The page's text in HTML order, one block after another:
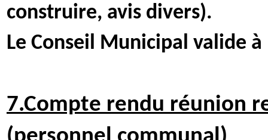
construire, avis divers).
Le Conseil Municipal valide
7.Compte rendu réunion